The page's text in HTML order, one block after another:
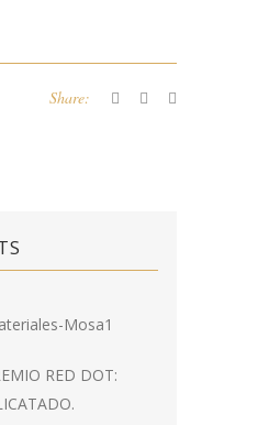
Share:
RED DOT: